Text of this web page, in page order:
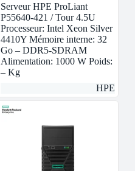
Serveur HPE ProLiant
P55640-421 / Tour 4.5U
Processeur: Intel Xeon Silver
4410Y Mémoire interne: 32
Go – DDR5-SDRAM
Alimentation: 1000 W Poids:
– Kg
HPE